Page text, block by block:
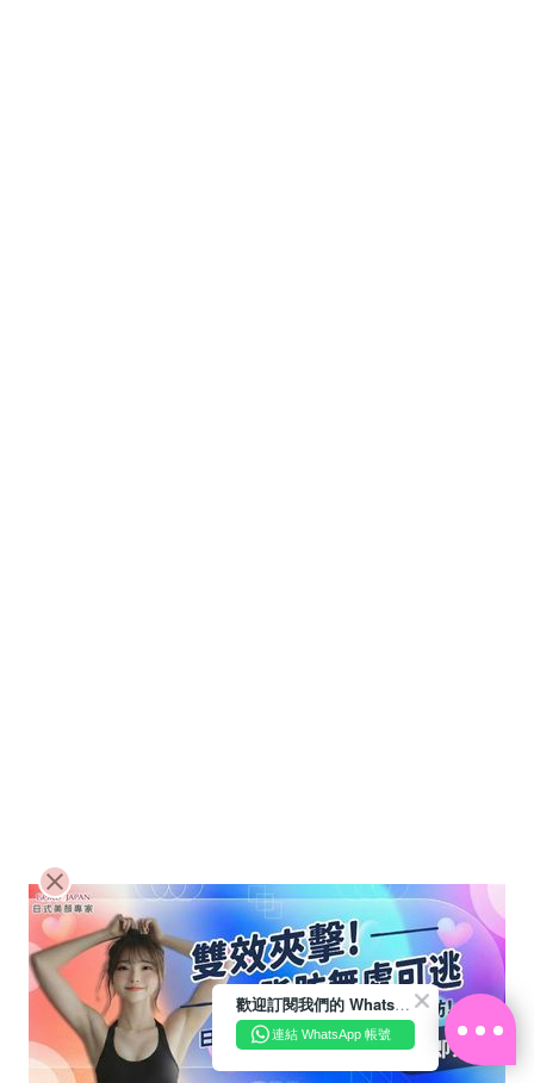
歡迎訂閱我們的 WhatsApp Business 帳號
連結 WhatsApp 帳號